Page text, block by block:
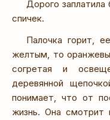
Дорого
спичек.
Палочка горит,
желтым, то
согретая и
деревянной
понимает, что от
жизнь. Она смотрит